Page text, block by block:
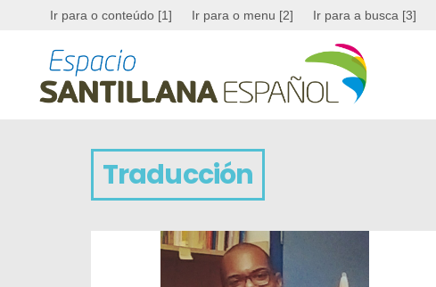
Ir para o conteúdo [1] Ir para o menu [2] Ir para a busca [3]
Traducción